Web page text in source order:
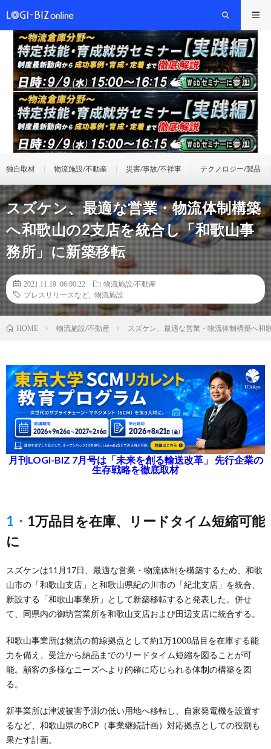
独自取材 物流施設/不動産 災害/事故/不祥事 テクノロジー/製品
スズケン、最適な営業・物流体制構築
へ和歌山の2支店を統合し「和歌山事
務所」に新築移転
2021.11.19 06:00:22
物流施設/不動産
プレスリリースなど
物流施設
HOME 物流施設/不動産 スズケン、最適な営業・物流体制構築へ和
月刊LOGI-BIZ 7月号は「未来を創る輸送改革」 先行企業の
生存戦略を徹底取材
1・1万品目を在庫、リードタイム短縮可能
に
スズケンは11月17日、最適な営業・物流体制を構築するため、和歌
山市の「和歌山支店」と和歌山県紀の川市の「紀北支店」を統合、
新設する「和歌山事業所」として新築移転すると発表した。併せ
て、同県内の御坊営業所を和歌山支店および田辺支店に統合する。
和歌山事業所は物流の前線拠点として約1万1000品目を在庫する能
力を備え、受注から納品までのリードタイム短縮を図ることが可
能。顧客の多様なニーズへより的確に応じられる体制の構築を図
る。
新事業所は津波被害予測の低い用地へ移転し、自家発電機を設置す
るなど、和歌山県のBCP（事業継続計画）対応拠点としての役割も
果たす計画。